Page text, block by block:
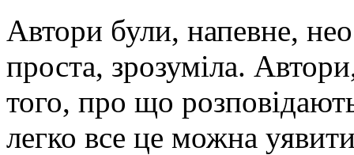
Автори були, напевне,
проста, зрозуміла.
того, про що
легко все це можна